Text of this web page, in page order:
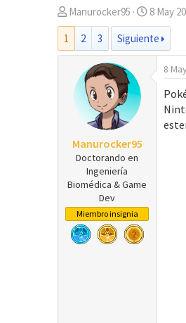
A
u
o
Manurocker95
F
e
c
h
d
8 May
1
2 3 Siguiente
Manurocker95
Doctorando en
Ingeniería
Biomédica & Game
Dev
Miembro insignia
8